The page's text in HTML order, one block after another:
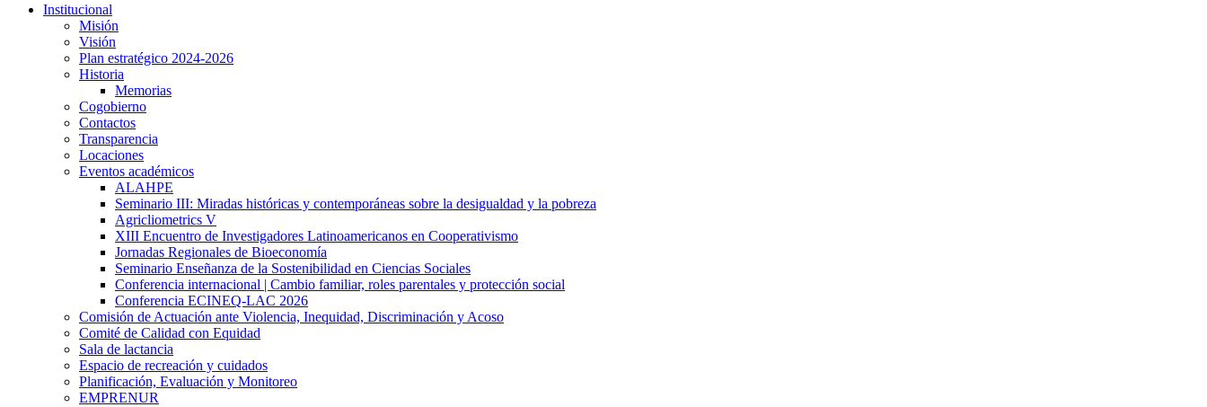
Institucional
Misión
Visión
Plan estratégico 2024-2026
Historia
Memorias
Cogobierno
Contactos
Transparencia
Locaciones
Eventos académicos
ALAHPE
Seminario III: Miradas históricas y contemporáneas sobre la desigualdad y la pobreza
Agricliometrics V
XIII Encuentro de Investigadores Latinoamericanos en Cooperativismo
Jornadas Regionales de Bioeconomía
Seminario Enseñanza de la Sostenibilidad en Ciencias Sociales
Conferencia internacional | Cambio familiar, roles parentales y protección social
Conferencia ECINEQ-LAC 2026
Comisión de Actuación ante Violencia, Inequidad, Discriminación y Acoso
Comité de Calidad con Equidad
Sala de lactancia
Espacio de recreación y cuidados
Planificación, Evaluación y Monitoreo
EMPRENUR